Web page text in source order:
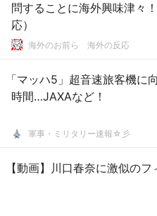
問することに海外興味津々
応）
海外のお前ら 海外の反応
「マッハ5」超音速旅客機に
時間…JAXAなど！
軍事・ミリタリー速報☆彡
【動画】川口春奈に激似の